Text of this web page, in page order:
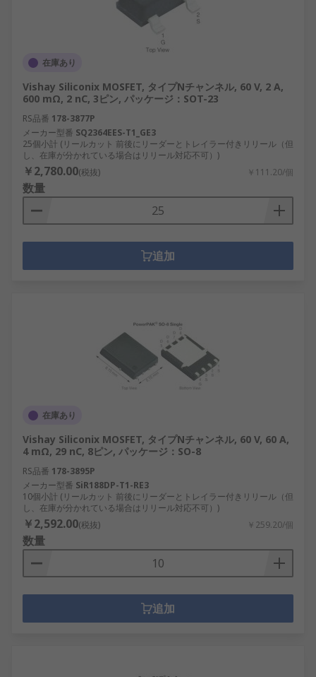
在庫あり
Vishay Siliconix MOSFET, タイプNチャンネル, 60 V, 2 A,
600 mΩ, 2 nC, 3ピン, パッケージ：SOT-23
RS品番 178-3877P
メーカー型番 SQ2364EES-T1_GE3
25個小計 (リールカット 前後にリーダーとトレイラー付きリリール（但
し、在庫が分かれている場合はリリール対応不可）)
￥2,780.00(税抜) ￥111.20/個
数量
追加
在庫あり
Vishay Siliconix MOSFET, タイプNチャンネル, 60 V, 60 A,
4 mΩ, 29 nC, 8ピン, パッケージ：SO-8
RS品番 178-3895P
メーカー型番 SiR188DP-T1-RE3
10個小計 (リールカット 前後にリーダーとトレイラー付きリリール（但
し、在庫が分かれている場合はリリール対応不可）)
￥2,592.00(税抜) ￥259.20/個
数量
追加